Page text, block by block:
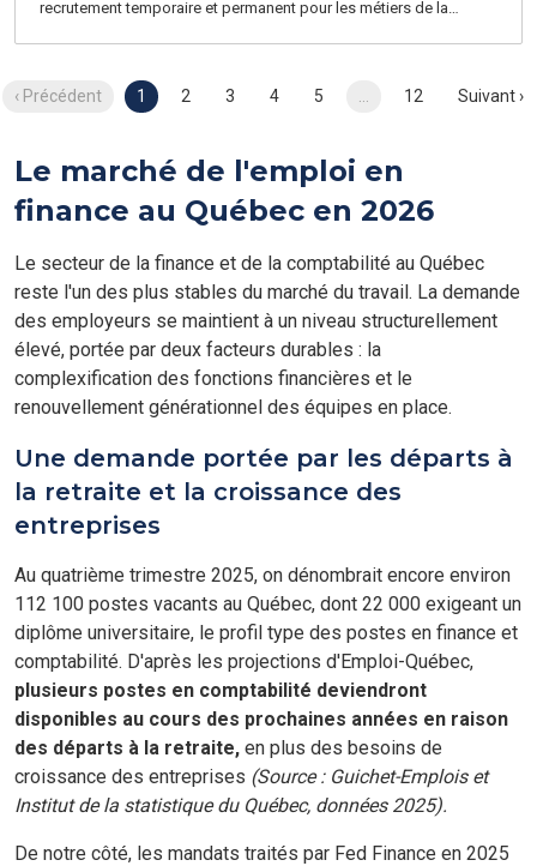
recrutement temporaire et permanent pour les métiers de la
pour vous accompagner tout au long de votre recherche d'emploi
et à chaque étape de votre carrière.
‹ Précédent 1 2 3 4 5 12 Suivant ›
Le marché de l'emploi en
finance au Québec en 2026
Le secteur de la finance et de la comptabilité au Québec
reste l'un des plus stables du marché du travail. La demande
des employeurs se maintient à un niveau structurellement
élevé, portée par deux facteurs durables : la
complexification des fonctions financières et le
renouvellement générationnel des équipes en place.
Une demande portée par les départs à
la retraite et la croissance des
entreprises
Au quatrième trimestre 2025, on dénombrait encore environ
112 100 postes vacants au Québec, dont 22 000 exigeant un
diplôme universitaire, le profil type des postes en finance et
comptabilité. D'après les projections d'Emploi-Québec,
plusieurs postes en comptabilité deviendront
disponibles au cours des prochaines années en raison
des départs à la retraite, en plus des besoins de
croissance des entreprises (Source : Guichet-Emplois et
Institut de la statistique du Québec, données 2025).
De notre côté, les mandats traités par Fed Finance en 2025